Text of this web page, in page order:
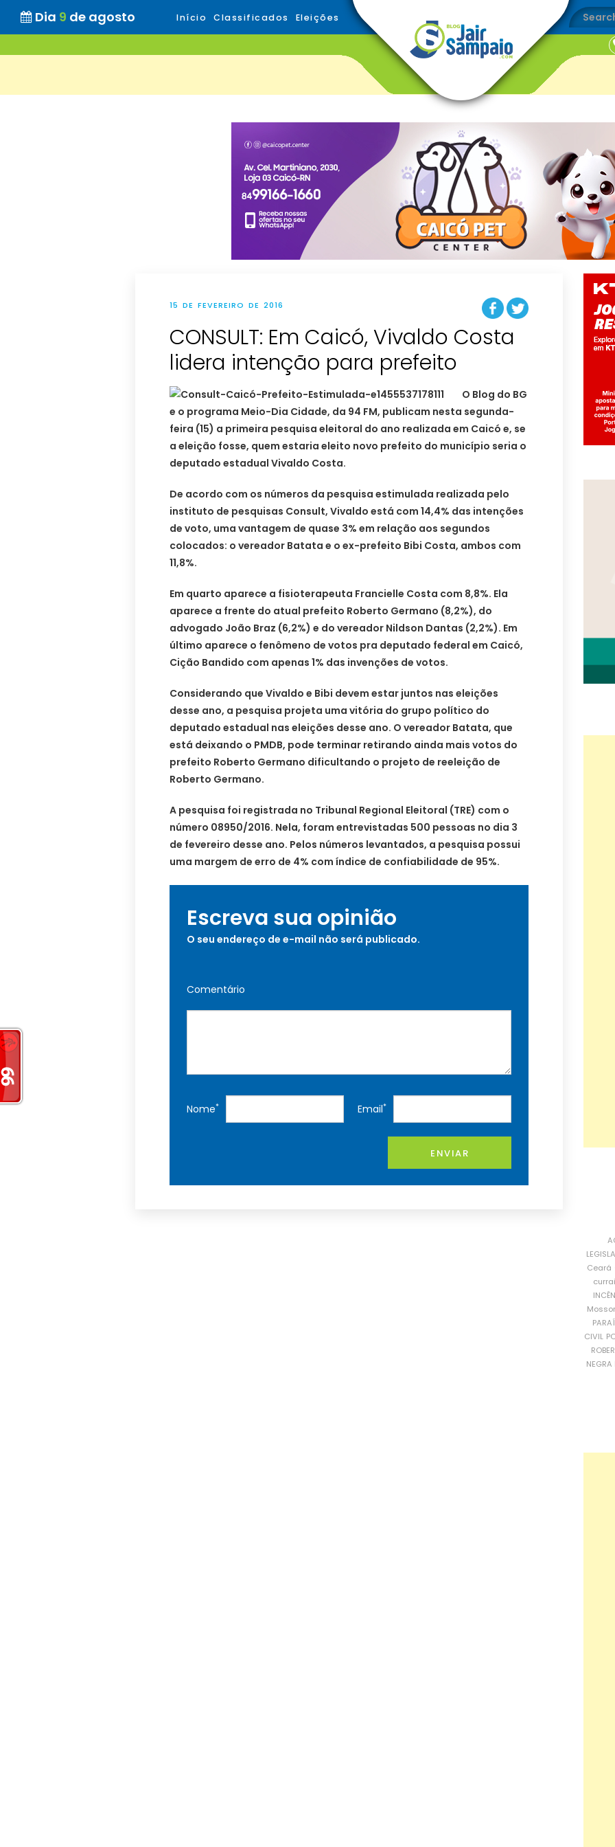
Dia 9 de agosto Início Classificados Eleições
15 DE FEVEREIRO DE 2016
CONSULT: Em Caicó, Vivaldo Costa
lidera intenção para prefeito
O Blog do BG
e o programa Meio-Dia Cidade, da 94 FM, publicam nesta segunda-
feira (15) a primeira pesquisa eleitoral do ano realizada em Caicó e, se
a eleição fosse, quem estaria eleito novo prefeito do município seria o
deputado estadual Vivaldo Costa.
De acordo com os números da pesquisa estimulada realizada pelo
instituto de pesquisas Consult, Vivaldo está com 14,4% das intenções
de voto, uma vantagem de quase 3% em relação aos segundos
colocados: o vereador Batata e o ex-prefeito Bibi Costa, ambos com
11,8%.
Em quarto aparece a fisioterapeuta Francielle Costa com 8,8%. Ela
aparece a frente do atual prefeito Roberto Germano (8,2%), do
advogado João Braz (6,2%) e do vereador Nildson Dantas (2,2%). Em
último aparece o fenômeno de votos pra deputado federal em Caicó,
Cição Bandido com apenas 1% das invenções de votos.
Considerando que Vivaldo e Bibi devem estar juntos nas eleições
desse ano, a pesquisa projeta uma vitória do grupo político do
deputado estadual nas eleições desse ano. O vereador Batata, que
está deixando o PMDB, pode terminar retirando ainda mais votos do
prefeito Roberto Germano dificultando o projeto de reeleição de
Roberto Germano.
A pesquisa foi registrada no Tribunal Regional Eleitoral (TRE) com o
número 08950/2016. Nela, foram entrevistadas 500 pessoas no dia 3
de fevereiro desse ano. Pelos números levantados, a pesquisa possui
uma margem de erro de 4% com índice de confiabilidade de 95%.
Escreva sua opinião
O seu endereço de e-mail não será publicado.
Comentário
Nome* Email*
ENVIAR
Ceará
CIVIL
NEGRA